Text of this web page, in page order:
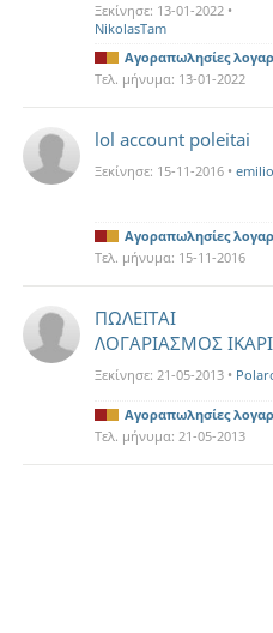
Ξεκίνησε: 13-01-2022 •
NikolasTam
Αγοραπωλησίες
Τελ. μήνυμα: 13-01-2022
lol account poleitai
Ξεκίνησε: 15-11-2016 •
Αγοραπωλησίες
Τελ. μήνυμα: 15-11-2016
ΠΩΛΕΙΤΑΙ
ΛΟΓΑΡΙΑΣΜΟΣ
Ξεκίνησε: 21-05-2013 •
Αγοραπωλησίες
Τελ. μήνυμα: 21-05-2013